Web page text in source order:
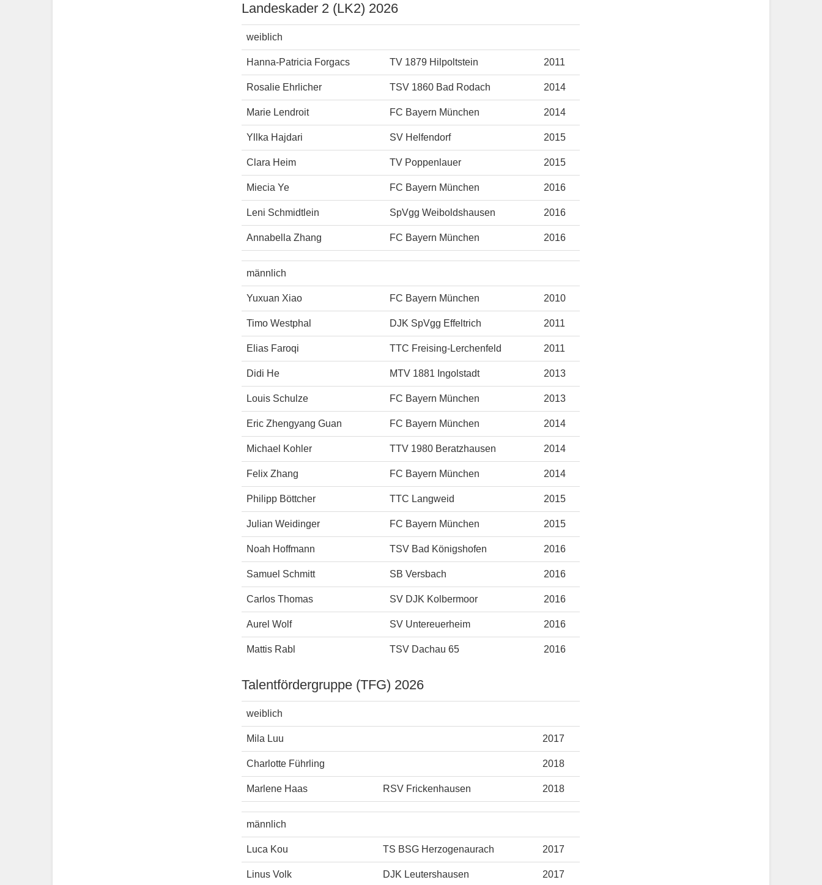
Landeskader 2 (LK2) 2026
weiblich
Hanna-Patricia Forgacs TV 1879 Hilpoltstein 2011
Rosalie Ehrlicher TSV 1860 Bad Rodach 2014
Marie Lendroit FC Bayern München 2014
Yllka Hajdari SV Helfendorf 2015
Clara Heim TV Poppenlauer 2015
Miecia Ye FC Bayern München 2016
Leni Schmidtlein SpVgg Weiboldshausen 2016
Annabella Zhang FC Bayern München 2016
männlich
Yuxuan Xiao FC Bayern München 2010
Timo Westphal DJK SpVgg Effeltrich 2011
Elias Faroqi TTC Freising-Lerchenfeld 2011
Didi He MTV 1881 Ingolstadt 2013
Louis Schulze FC Bayern München 2013
Eric Zhengyang Guan FC Bayern München 2014
Michael Kohler TTV 1980 Beratzhausen 2014
Felix Zhang FC Bayern München 2014
Philipp Böttcher TTC Langweid 2015
Julian Weidinger FC Bayern München 2015
Noah Hoffmann TSV Bad Königshofen 2016
Samuel Schmitt SB Versbach 2016
Carlos Thomas SV DJK Kolbermoor 2016
Aurel Wolf SV Untereuerheim 2016
Mattis Rabl TSV Dachau 65 2016
Talentfördergruppe (TFG) 2026
weiblich
Mila Luu 2017
Charlotte Führling 2018
Marlene Haas RSV Frickenhausen 2018
männlich
Luca Kou TS BSG Herzogenaurach 2017
Linus Volk DJK Leutershausen 2017